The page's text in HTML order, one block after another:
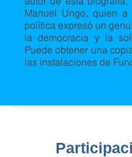
Manuel Ungo, quien
política expresó un
la democracia y la
Puede obtener una
las instalaciones de